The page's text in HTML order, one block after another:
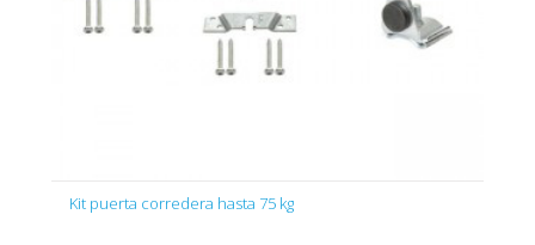
Kit puerta corredera hasta 75 kg